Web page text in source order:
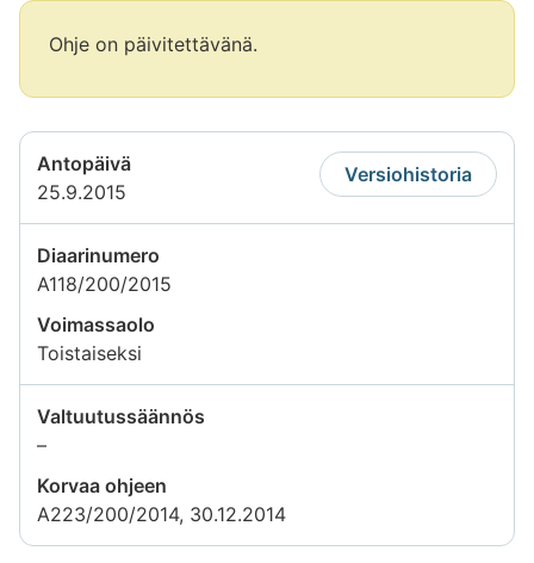
Huomio
Ohje on päivitettävänä.
Antopäivä
25.9.2015
Versiohistoria
Diaarinumero
A118/200/2015
Voimassaolo
Toistaiseksi
Valtuutussäännös
–Tietoa
saatavilla
Korvaa ohjeen
A223/200/2014, 30.12.2014